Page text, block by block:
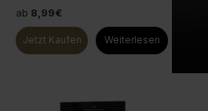
ab 8,99€
Jetzt Kaufen Weiterlesen